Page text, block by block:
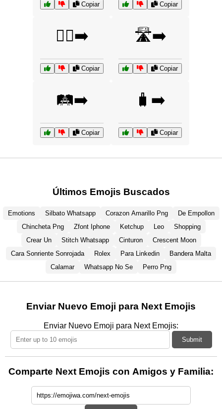
Copiar Copiar
🚶‍♂️➡️
Copiar
🛣️➡️
Copiar
🛤️➡️
Copiar
🧳➡️
Copiar
Últimos Emojis Buscados
Emotions Silbato Whatsapp Corazon Amarillo Png
De Empollon
Chincheta Png
Zfont Iphone Ketchup Leo
Shopping
Crear Un
Stitch Whatsapp Cinturon
Crescent Moon
Cara Sonriente Sonrojada
Rolex Para Linkedin
Bandera Malta
Calamar
Whatsapp No Se Perro Png
Enviar Nuevo Emoji para Next Emojis
Enviar Nuevo Emoji para Next Emojis:
Submit
Comparte Next Emojis con Amigos y Familia: